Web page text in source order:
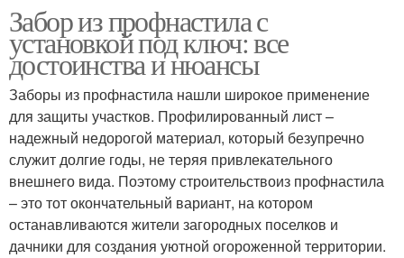
Забор из профнастила с
установкой под ключ: все
достоинства и нюансы
Заборы из профнастила нашли широкое применение
для защиты участков. Профилированный лист –
надежный недорогой материал, который безупречно
служит долгие годы, не теряя привлекательного
внешнего вида. Поэтому строительствоиз профнастила
– это тот окончательный вариант, на котором
останавливаются жители загородных поселков и
дачники для создания уютной огороженной территории.